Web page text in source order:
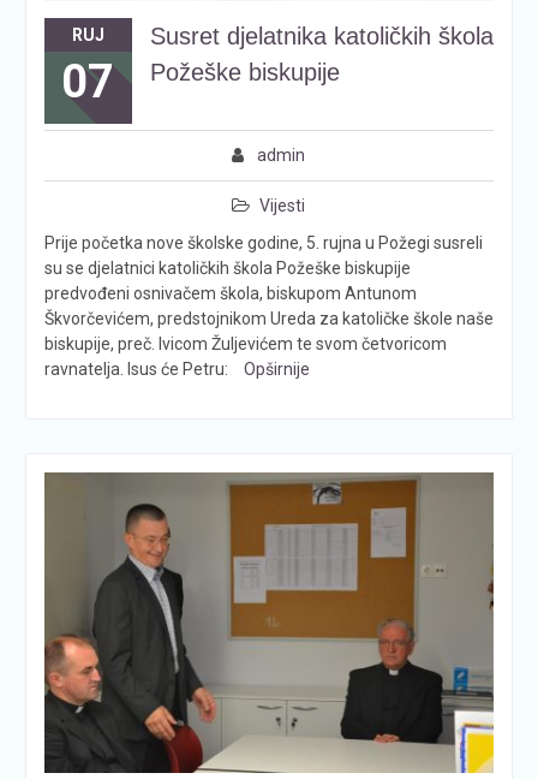
RUJ
07
Susret djelatnika katoličkih škola
Požeške biskupije
admin
Vijesti
Prije početka nove školske godine, 5. rujna u Požegi susreli
su se djelatnici katoličkih škola Požeške biskupije
predvođeni osnivačem škola, biskupom Antunom
Škvorčevićem, predstojnikom Ureda za katoličke škole naše
biskupije, preč. Ivicom Žuljevićem te svom četvoricom
ravnatelja. Isus će Petru:
Opširnije